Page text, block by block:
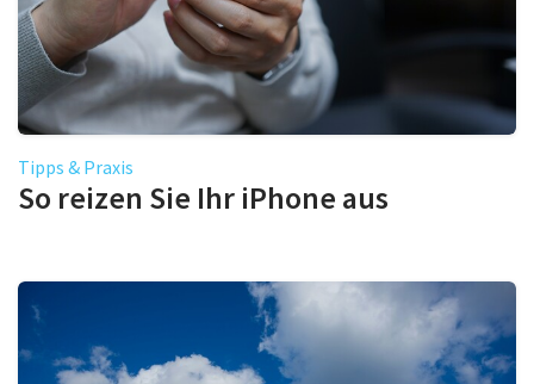
Tipps & Praxis
So reizen Sie Ihr iPhone aus